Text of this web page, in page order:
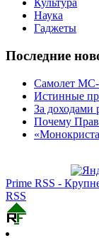
Культура
Наука
Гаджеты
Последние
Самолет МС-
Истинные
За доходами
Почему
Prime RSS -
RSS